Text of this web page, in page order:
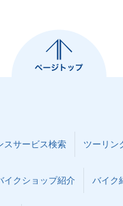
スサービス検索 ツーリン
イクショップ紹介 バイク